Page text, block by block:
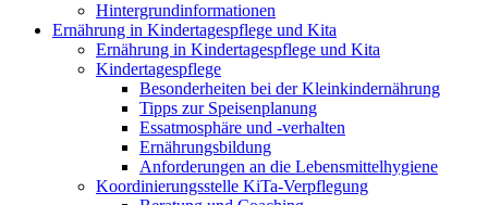
Hintergrundinformationen
Ernährung in Kindertagespflege und Kita
Ernährung in Kindertagespflege und Kita
Kindertagespflege
Besonderheiten bei der Kleinkindernährung
Tipps zur Speisenplanung
Essatmosphäre und -verhalten
Ernährungsbildung
Anforderungen an die Lebensmittelhygiene
Koordinierungsstelle KiTa-Verpflegung